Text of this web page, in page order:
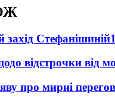
захід Стефанішиній
відстрочки від
про мирні